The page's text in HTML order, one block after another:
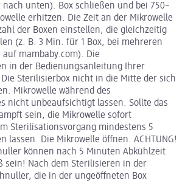
nach unten). Box schließen und bei 750–
erhitzen. Die Zeit an der Mikrowelle
der Boxen einstellen, die gleichzeitig
(z. B. 3 Min. für 1 Box, bei mehreren
auf mambaby.com). Die
in der Bedienungsanleitung Ihrer
Sterilisierbox nicht in die Mitte der sich
Mikrowelle während des
nicht unbeaufsichtigt lassen. Sollte das
sein, die Mikrowelle sofort
Sterilisationsvorgang mindestens 5
lassen. Die Mikrowelle öffnen. ACHTUNG!
können nach 5 Minuten Abkühlzeit
sein! Nach dem Sterilisieren in der
die in der ungeöffneten Box